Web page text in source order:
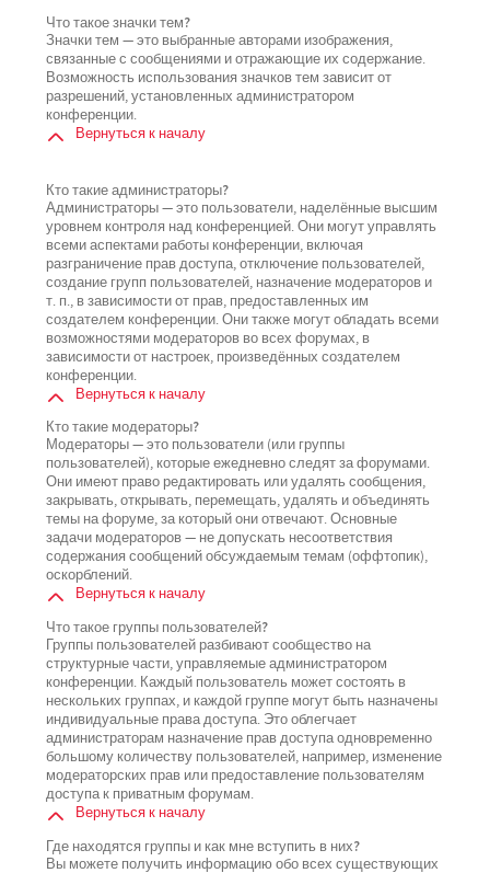
Что такое значки тем?
Значки тем — это выбранные авторами изображения,
связанные с сообщениями и отражающие их содержание.
Возможность использования значков тем зависит от
разрешений, установленных администратором
конференции.
Вернуться к началу
Кто такие администраторы?
Администраторы — это пользователи, наделённые высшим
уровнем контроля над конференцией. Они могут управлять
всеми аспектами работы конференции, включая
разграничение прав доступа, отключение пользователей,
создание групп пользователей, назначение модераторов и
т. п., в зависимости от прав, предоставленных им
создателем конференции. Они также могут обладать всеми
возможностями модераторов во всех форумах, в
зависимости от настроек, произведённых создателем
конференции.
Вернуться к началу
Кто такие модераторы?
Модераторы — это пользователи (или группы
пользователей), которые ежедневно следят за форумами.
Они имеют право редактировать или удалять сообщения,
закрывать, открывать, перемещать, удалять и объединять
темы на форуме, за который они отвечают. Основные
задачи модераторов — не допускать несоответствия
содержания сообщений обсуждаемым темам (оффтопик),
оскорблений.
Вернуться к началу
Что такое группы пользователей?
Группы пользователей разбивают сообщество на
структурные части, управляемые администратором
конференции. Каждый пользователь может состоять в
нескольких группах, и каждой группе могут быть назначены
индивидуальные права доступа. Это облегчает
администраторам назначение прав доступа одновременно
большому количеству пользователей, например, изменение
модераторских прав или предоставление пользователям
доступа к приватным форумам.
Вернуться к началу
Где находятся группы и как мне вступить в них?
Вы можете получить информацию обо всех существующих